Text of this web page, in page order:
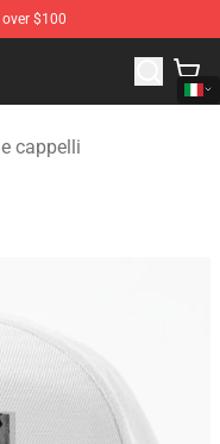
$100
Store
cappelli